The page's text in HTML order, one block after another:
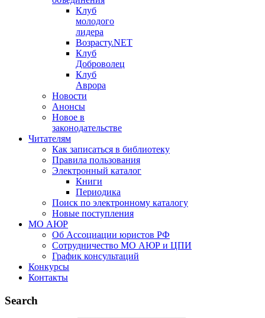
Клуб
молодого
лидера
Возрасту.NET
Клуб
Доброволец
Клуб
Аврора
Новости
Анонсы
Новое в
законодательстве
Читателям
Как записаться в библиотеку
Правила пользования
Электронный каталог
Книги
Периодика
Поиск по электронному каталогу
Новые поступления
МО АЮР
Об Ассоциации юристов РФ
Сотрудничество МО АЮР и ЦПИ
График консультаций
Конкурсы
Контакты
Search